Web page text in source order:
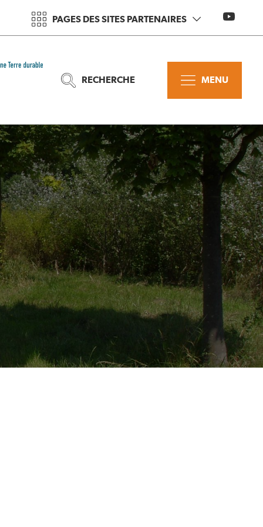
PAGES DES SITES PARTENAIRES
RECHERCHE MENU